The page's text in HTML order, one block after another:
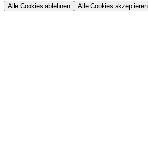
Alle Cookies ablehnen Alle Cookies akzeptieren